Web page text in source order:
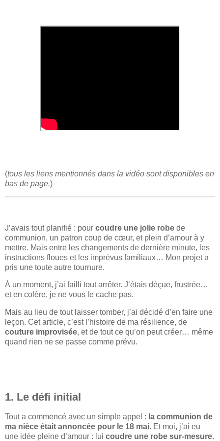
(tous les liens mentionnés dans la vidéo sont disponibles en
bas de page.)
J’avais tout planifié : pour coudre une jolie robe de
communion, un patron coup de cœur, et plein d’amour à y
mettre. Mais entre les changements de dernière minute, les
instructions floues et les imprévus familiaux… Mon projet a
pris une toute autre tournure.
À un moment, j’ai failli tout arrêter. J’étais déçue, frustrée…
et en colère, je ne vous le cache pas.
Mais au lieu de tout laisser tomber, j’ai décidé d’en faire une
leçon. Cet article, c’est l’histoire de ma résilience, de
couture improvisée, et de tout ce qu’on peut créer… même
quand rien ne se passe comme prévu.
1. Le défi initial
Tout a commencé avec un simple appel : la communion de
ma nièce était annoncée pour le 18 mai. Et moi, j’ai eu
une idée pleine d’amour : lui coudre une robe sur-mesure.